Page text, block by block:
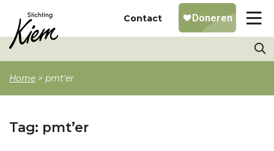
Contact
Home > pmt'er
Tag: pmt’er